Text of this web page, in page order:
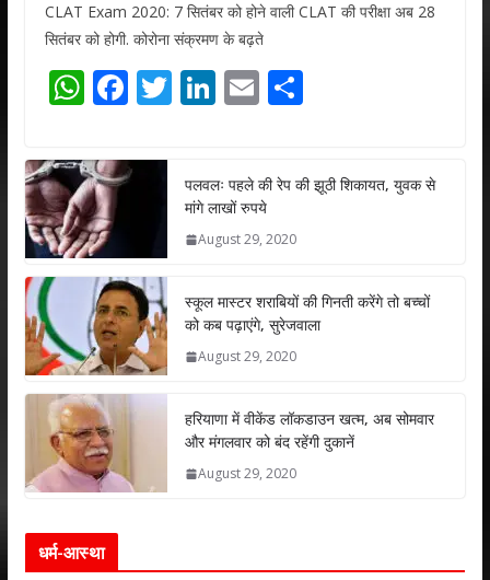
CLAT Exam 2020: 7 सितंबर को होने वाली CLAT की परीक्षा अब 28
सितंबर को होगी. कोरोना संक्रमण के बढ़ते
W
at
s
A
p
p
F
e
b
o
k
T
er
Li
e
dI
n
E
l
S
e
पलवलः पहले की रेप की झूठी शिकायत, युवक से
मांगे लाखों रुपये
August 29, 2020
स्कूल मास्टर शराबियों की गिनती करेंगे तो बच्चों
को कब पढ़ाएंगे, सुरेजवाला
August 29, 2020
हरियाणा में वीकेंड लॉकडाउन खत्म, अब सोमवार
और मंगलवार को बंद रहेंगी दुकानें
August 29, 2020
धर्म-आस्था